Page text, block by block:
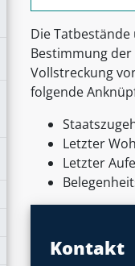
Die
Bestimmung
Vollstreckung
folgende
Letzter
Letzter
Kontakt